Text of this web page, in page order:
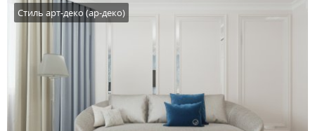
Стиль арт-деко (ар-деко)